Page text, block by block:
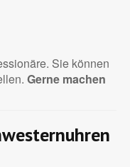
Sie können
Gerne machen